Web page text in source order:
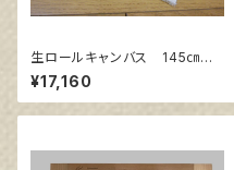
生ロールキャンバス 145㎝巾×
10m巻
¥17,160